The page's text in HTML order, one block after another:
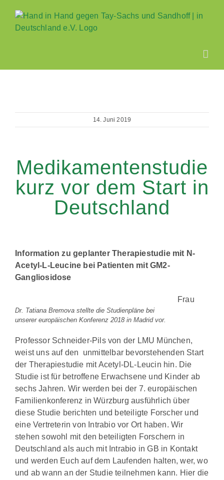
Inhalt
springen
14. Juni 2019
Medikamentenstudie
kurz vor dem Start in
Deutschland
Information zu geplanter Therapiestudie mit N-
Acetyl-L-Leucine bei Patienten mit GM2-
Gangliosidose
Dr. Tatiana Bremova stellte die Studienpläne bei
unserer europäischen Konferenz 2018 in Madrid vor.
Frau
Professor Schneider-Pils von der LMU München,
weist uns auf den unmittelbar bevorstehenden Start
der Therapiestudie mit Acetyl-DL-Leucin hin. Die
Studie ist für betroffene Erwachsene und Kinder ab
sechs Jahren. Wir werden bei der 7. europäischen
Familienkonferenz in Würzburg ausführlich über
diese Studie berichten und beteiligte Forscher und
eine Vertreterin von Intrabio vor Ort haben. Wir
stehen sowohl mit den beteiligten Forschern in
Deutschland als auch mit Intrabio in GB in Kontakt
und werden Euch auf dem Laufenden halten, wer, wo
und ab wann an der Studie teilnehmen kann. Hier die